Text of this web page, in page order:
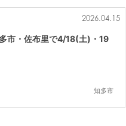
知多市
2026.04.15
市・佐布里で4/18(土)・19